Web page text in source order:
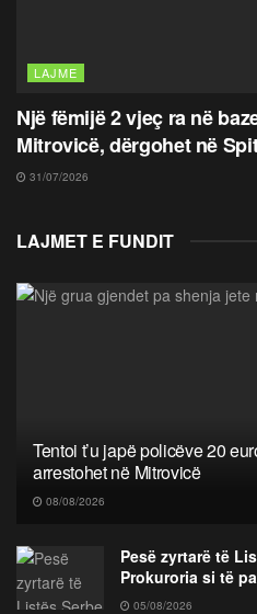
LAJME
Një fëmijë 2 vjeç ra në
Mitrovicë, dërgohet në
31/07/2026
LAJMET E FUNDIT
Tentoi t’u japë policëve 20
arrestohet në Mitrovicë
08/08/2026
Pesë zyrtarë të
Prokuroria si të
05/08/2026